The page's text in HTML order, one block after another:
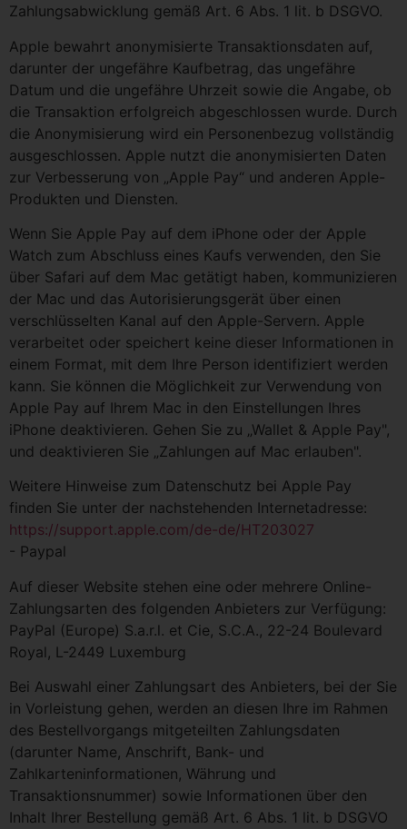
Zahlungsabwicklung gemäß Art. 6 Abs. 1 lit. b DSGVO.
Apple bewahrt anonymisierte Transaktionsdaten auf,
darunter der ungefähre Kaufbetrag, das ungefähre
Datum und die ungefähre Uhrzeit sowie die Angabe, ob
die Transaktion erfolgreich abgeschlossen wurde. Durch
die Anonymisierung wird ein Personenbezug vollständig
ausgeschlossen. Apple nutzt die anonymisierten Daten
zur Verbesserung von „Apple Pay“ und anderen Apple-
Produkten und Diensten.
Wenn Sie Apple Pay auf dem iPhone oder der Apple
Watch zum Abschluss eines Kaufs verwenden, den Sie
über Safari auf dem Mac getätigt haben, kommunizieren
der Mac und das Autorisierungsgerät über einen
verschlüsselten Kanal auf den Apple-Servern. Apple
verarbeitet oder speichert keine dieser Informationen in
einem Format, mit dem Ihre Person identifiziert werden
kann. Sie können die Möglichkeit zur Verwendung von
Apple Pay auf Ihrem Mac in den Einstellungen Ihres
iPhone deaktivieren. Gehen Sie zu „Wallet & Apple Pay",
und deaktivieren Sie „Zahlungen auf Mac erlauben".
Weitere Hinweise zum Datenschutz bei Apple Pay
finden Sie unter der nachstehenden Internetadresse:
https://support.apple.com/de-de/HT203027
- Paypal
Auf dieser Website stehen eine oder mehrere Online-
Zahlungsarten des folgenden Anbieters zur Verfügung:
PayPal (Europe) S.a.r.l. et Cie, S.C.A., 22-24 Boulevard
Royal, L-2449 Luxemburg
Bei Auswahl einer Zahlungsart des Anbieters, bei der Sie
in Vorleistung gehen, werden an diesen Ihre im Rahmen
des Bestellvorgangs mitgeteilten Zahlungsdaten
(darunter Name, Anschrift, Bank- und
Zahlkarteninformationen, Währung und
Transaktionsnummer) sowie Informationen über den
Inhalt Ihrer Bestellung gemäß Art. 6 Abs. 1 lit. b DSGVO